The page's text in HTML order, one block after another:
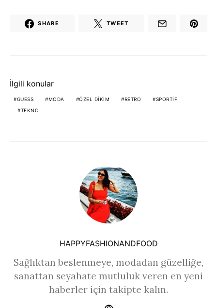
SHARE TWEET
İlgili konular
GUESS MODA ÖZEL DIKIM RETRO
SPORTIF
TEKNO
HAPPYFASHIONANDFOOD
Sağlıktan beslenmeye, modadan güzelliğe,
sanattan seyahate mutluluk veren en yeni
haberler için takipte kalın.